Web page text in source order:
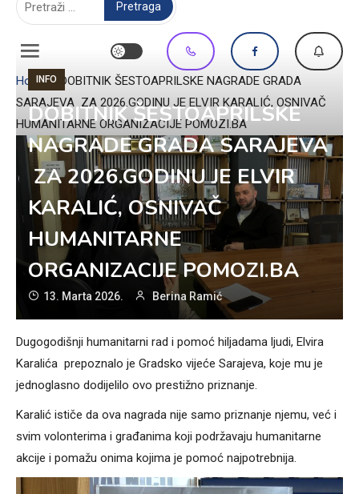
Home»
DOBITNIK ŠESTOAPRILSKE NAGRADE GRADA
SARAJEVA ZA 2026.GODINU JE ELVIR KARALIĆ, OSNIVAČ
HUMANITARNE ORGANIZACIJE POMOZI.BA
INFO
DOBITNIK ŠESTOAPRILSKE
NAGRADE GRADA SARAJEVA
ZA 2026.GODINU JE ELVIR
KARALIĆ, OSNIVAČ
HUMANITARNE
ORGANIZACIJE POMOZI.BA
13. Marta 2026. Berina Ramić
Dugogodišnji humanitarni rad i pomoć hiljadama ljudi, Elvira
Karalića prepoznalo je Gradsko vijeće Sarajeva, koje mu je
jednoglasno dodijelilo ovo prestižno priznanje.
Karalić ističe da ova nagrada nije samo priznanje njemu, već i
svim volonterima i građanima koji podržavaju humanitarne
akcije i pomažu onima kojima je pomoć najpotrebnija.